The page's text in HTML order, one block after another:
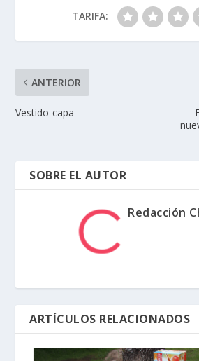
TARIFA:
ANTERIOR
Vestido-capa
SOBRE EL AUTOR
Redacción
ARTÍCULOS RELACIONADOS